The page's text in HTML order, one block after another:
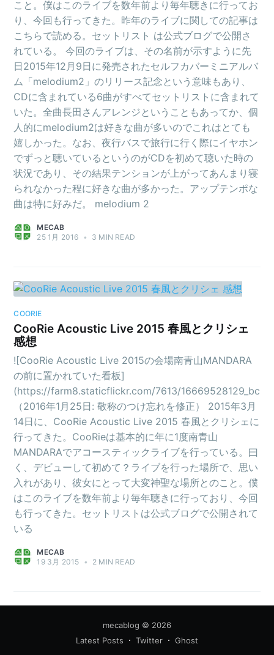
こと。僕はこのライブを数年前より毎年聴きに行ってお
り、今回も行ってきた。昨年のライブに関しての記事は
こちらで読める。セットリスト は公式ブログで公開さ
れている。 今回のライブは、その名前が示すように先
日2015年12月9日に発売されたセルフカバーミニアルバ
ム「melodium2」のリリース記念という意味もあり、
CDに含まれている6曲がすべてセットリストに含まれて
いた。全曲長田さんアレンジということもあってか、個
人的にmelodium2は好きな曲が多いのでこれはとても
嬉しかった。なお、夜行バスで旅行に行く際にイヤホン
でずっと聴いているというのがCDを初めて聴いた時の
状況であり、その結果テンションが上がってあんまり寝
られなかった程に好きな曲が多かった。アップテンポな
曲は特に好みだ。 melodium 2
MECAB
25 1月 2016 • 3 MIN READ
COORIE
CooRie Acoustic Live 2015 春風とクリシェ
感想
![CooRie Acoustic Live 2015の会場南青山MANDARA
の前に置かれていた看板]
(https://farm8.staticflickr.com/7613/
（2016年1月25日: 敬称のつけ忘れを修正） 2015年3月
14日に、CooRie Acoustic Live 2015 春風とクリシェに
行ってきた。CooRieは基本的に年に1度南青山
MANDARAでアコースティックライブを行っている。曰
く、デビューして初めて？ライブを行った場所で、思い
入れがあり、彼女にとって大変神聖な場所とのこと。僕
はこのライブを数年前より毎年聴きに行っており、今回
も行ってきた。セットリストは公式ブログで公開されて
いる
MECAB
19 3月 2015 • 2 MIN READ
mecablog © 2026
Latest Posts
Twitter Ghost